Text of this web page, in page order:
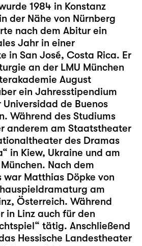
1984 in Konstanz
der Nähe von Nürnberg
nach dem Abitur ein
Jahr in einer
in San José, Costa Rica. Er
an der LMU München
August
ein Jahresstipendium
Universidad de Buenos
Während des Studiums
anderem am Staatstheater
des Dramas
in Kiew, Ukraine und am
Nach dem
war Matthias Döpke von
am
Österreich. Während
in Linz auch für den
tätig. Anschließend
Hessische Landestheater